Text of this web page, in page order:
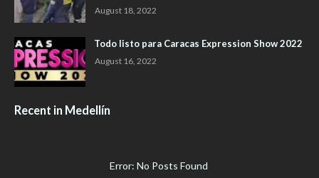
August 18, 2022
Todo listo para Caracas Expression Show 2022
August 16, 2022
Recent in Medellín
Error: No Posts Found